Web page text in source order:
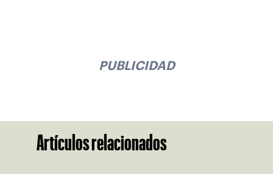
PUBLICIDAD
Artículos relacionados